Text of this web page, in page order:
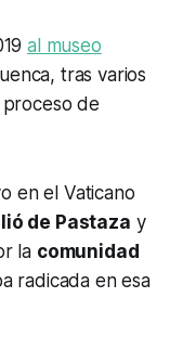
al museo
tras varios
de
en el Vaticano
de Pastaza y
la comunidad
radicada en esa